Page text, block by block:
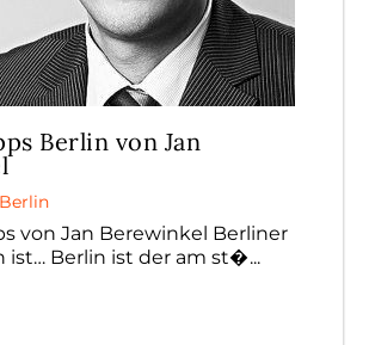
Berlin von Jan
Berlin
von Jan Berewinkel Berliner
ist… Berlin ist der am st�